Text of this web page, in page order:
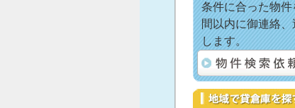
条件に合った物件
間以内に御連絡
します。